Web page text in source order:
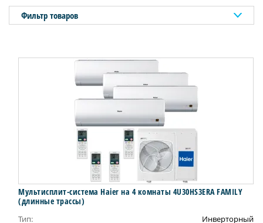
Фильтр товаров
Мультисплит-система Haier на 4 комнаты 4U30HS3ERA FAMILY
(длинные трассы)
Тип:
Инверторный